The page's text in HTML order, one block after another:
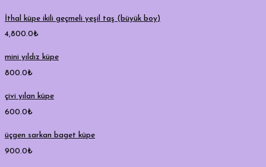
İthal küpe ikili geçmeli yeşil taş (büyük boy)
4,800.0₺
mini yıldız küpe
800.0₺
çivi yılan küpe
600.0₺
üçgen sarkan baget küpe
900.0₺